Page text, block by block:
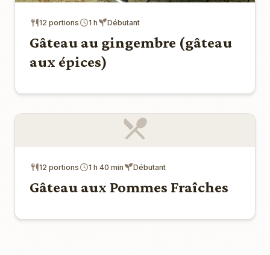
12 portions 1 h Débutant
Gâteau au gingembre (gâteau
aux épices)
12 portions 1 h 40 min Débutant
Gâteau aux Pommes Fraîches